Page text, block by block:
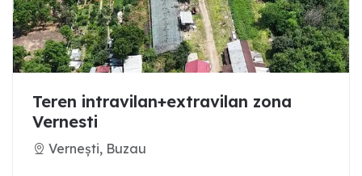
Teren intravilan+extravilan zona
Vernesti
Vernești, Buzau